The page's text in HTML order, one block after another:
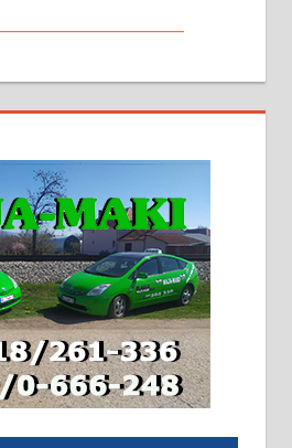
у Алексинцу,
једна уз другу.
централно
и дрва. Две
023
опремљену
путу, на
око 7 ари.
102-35-25